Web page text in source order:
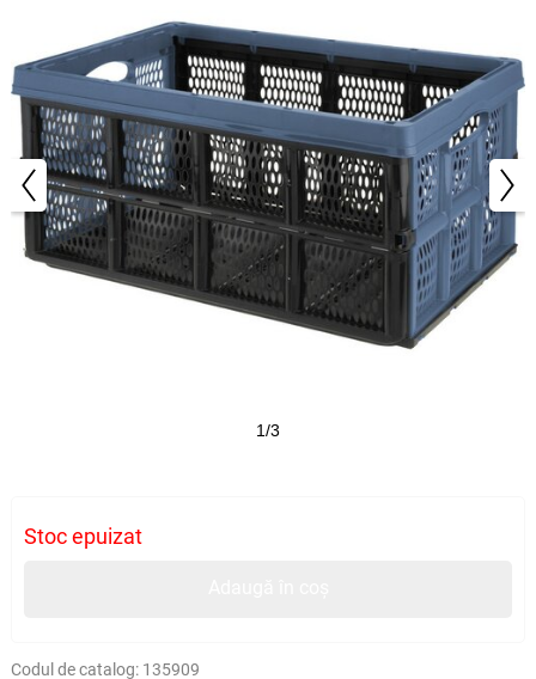
1/3
Stoc epuizat
Codul de catalog: 135909